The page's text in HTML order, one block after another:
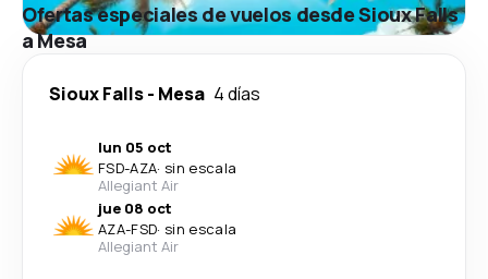
Ofertas especiales de vuelos desde Sioux Falls
a Mesa
Sioux Falls- Mesa 4 días
lun 05 oct
FSD-AZA· sin escala
Allegiant Air
jue 08 oct
AZA-FSD· sin escala
Allegiant Air